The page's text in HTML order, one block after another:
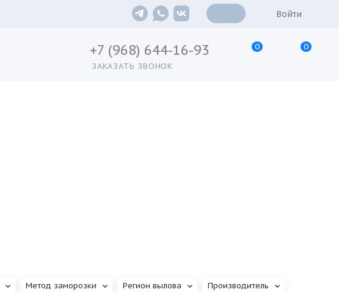
Войти
+7 (968) 644-16-93
ЗАКАЗАТЬ ЗВОНОК
0 0
Метод заморозки Регион вылова Производитель